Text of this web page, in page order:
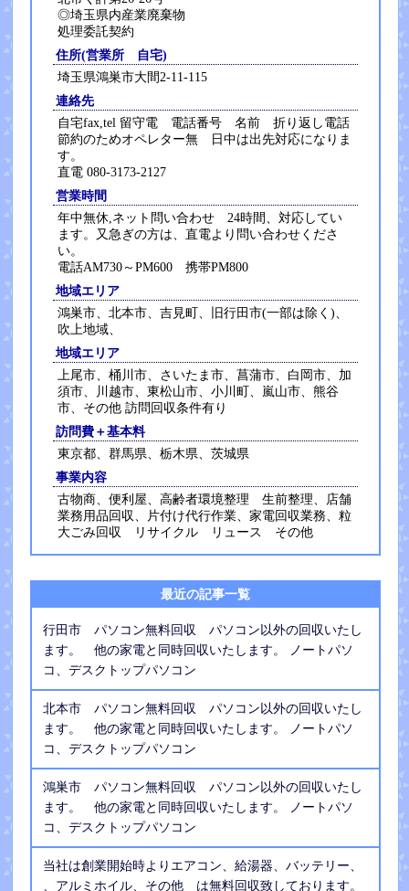
◎埼玉県内産業廃棄物
処理委託契約
住所(営業所 自宅)
埼玉県鴻巣市大間2-11-115
連絡先
自宅fax,tel 留守電 電話番号 名前 折り返し電話
節約のためオペレター無 日中は出先対応になりま
す。
直電 080-3173-2127
営業時間
年中無休,ネット問い合わせ 24時間、対応してい
ます。又急ぎの方は、直電より問い合わせくださ
い。
電話AM730～PM600 携帯PM800
地域エリア
鴻巣市、北本市、吉見町、旧行田市(一部は除く)、
吹上地域、
地域エリア
上尾市、桶川市、さいたま市、菖蒲市、白岡市、加
須市、川越市、東松山市、小川町、嵐山市、熊谷
市、その他 訪問回収条件有り
訪問費＋基本料
東京都、群馬県、栃木県、茨城県
事業内容
古物商、便利屋、高齢者環境整理 生前整理、店舗
業務用品回収、片付け代行作業、家電回収業務、粒
大ごみ回収 リサイクル リュース その他
最近の記事一覧
行田市 パソコン無料回収 パソコン以外の回収いたし
ます。 他の家電と同時回収いたします。 ノートパソ
コ、デスクトップパソコン
北本市 パソコン無料回収 パソコン以外の回収いたし
ます。 他の家電と同時回収いたします。 ノートパソ
コ、デスクトップパソコン
鴻巣市 パソコン無料回収 パソコン以外の回収いたし
ます。 他の家電と同時回収いたします。 ノートパソ
コ、デスクトップパソコン
当社は創業開始時よりエアコン、給湯器、バッテリー、
、アルミホイル、その他 は無料回収致しております。